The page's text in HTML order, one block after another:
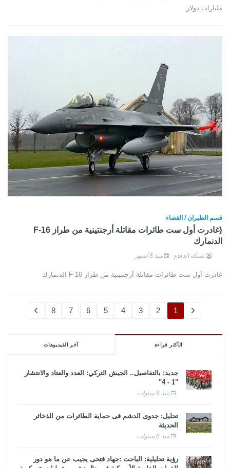
مليارات دولار
قسم الطيران / الفضاء
{غادرت أول ست طائرات مقاتلة أرجنتينية من طراز F-16
الدنمارك
شبكة الدفاع منذ 8 أشهر
غادرت أول ست طائرات مقاتلة أرجنتينية من طراز F-16 الدنمارك
1
2
3
4
5
6
7
8
الأكثر قراءة آخر الفيديوهات
جديد: بالتفاصيل.. الجيش التركي: العدد والعتاد والانتشار
"1 - 4"
منذ 8 سنوات
تحليل: جدوى الدشم فى حماية الطائرات من الذخائر
الحديثة
منذ 6 سنوات
رؤية تحليلية: الباحث :جهاد فتحى يجيب عن ما هو دور